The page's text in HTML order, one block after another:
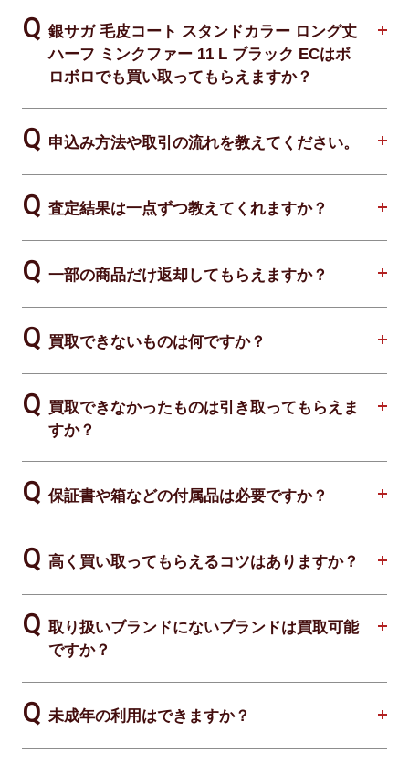
銀サガ 毛皮コート スタンドカラー ロング丈
ハーフ ミンクファー 11 L ブラック ECはボ
ロボロでも買い取ってもらえますか？
申込み方法や取引の流れを教えてください。
査定結果は一点ずつ教えてくれますか？
一部の商品だけ返却してもらえますか？
買取できないものは何ですか？
買取できなかったものは引き取ってもらえま
すか？
保証書や箱などの付属品は必要ですか？
高く買い取ってもらえるコツはありますか？
取り扱いブランドにないブランドは買取可能
ですか？
未成年の利用はできますか？